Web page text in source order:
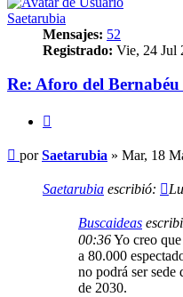
Saetarubia
Mensajes: 52
Registrado: Vie, 24 Jul
Re: Aforo del
Mensaje
porSaetarubia » Mar, 18
Saetarubia escribió:
Buscaideas
00:36Yo creo
a 80.000
no podrá ser
de 2030.